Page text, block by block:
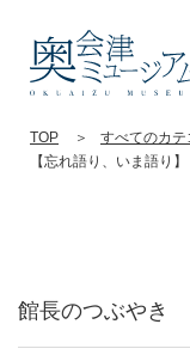
TOP すべてのカテ
【忘れ語り、いま語り
館長のつぶやき